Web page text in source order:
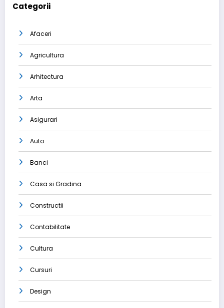
Categorii
Afaceri
Agricultura
Arhitectura
Arta
Asigurari
Auto
Banci
Casa si Gradina
Constructii
Contabilitate
Cultura
Cursuri
Design